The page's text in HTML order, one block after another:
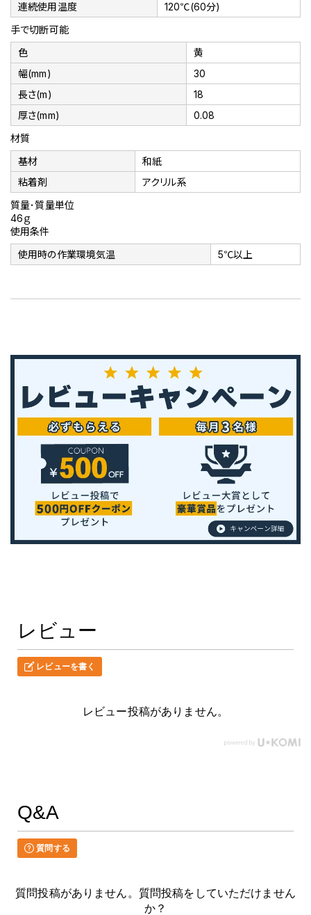
連続使用温度
120℃(60分)
手で切断可能
色
黄
幅(mm)
30
長さ(m)
18
厚さ(mm)
0.08
材質
基材
和紙
粘着剤
アクリル系
質量･質量単位
46ｇ
使用条件
使用時の作業環境気温
5℃以上
レビュー
レビューを書く
レビュー投稿がありません。
Q&A
質問する
質問投稿がありません。質問投稿をしていただけません
か？